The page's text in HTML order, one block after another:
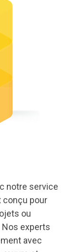
notre service
conçu pour
ou
experts
avec